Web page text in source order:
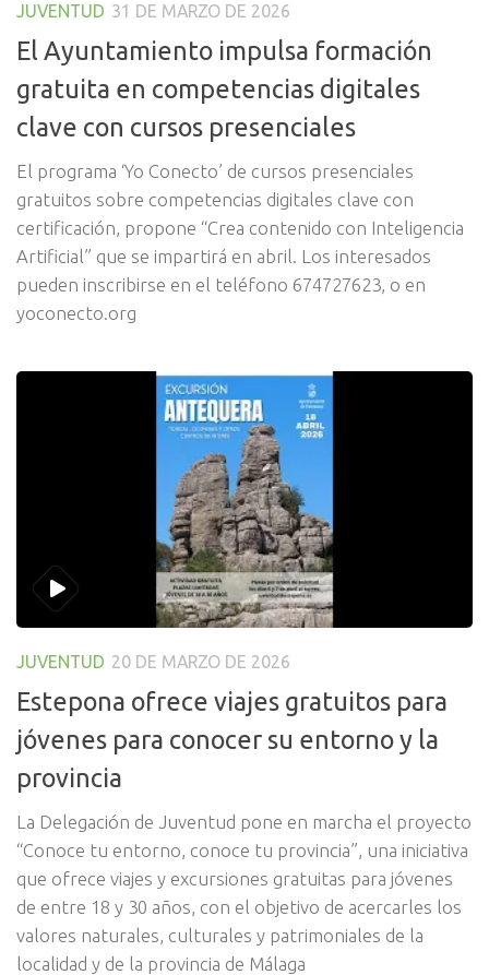
JUVENTUD 31 DE MARZO DE 2026
El Ayuntamiento impulsa formación
gratuita en competencias digitales
clave con cursos presenciales
El programa ‘Yo Conecto’ de cursos presenciales
gratuitos sobre competencias digitales clave con
certificación, propone “Crea contenido con Inteligencia
Artificial” que se impartirá en abril. Los interesados
pueden inscribirse en el teléfono 674727623, o en
yoconecto.org
JUVENTUD 20 DE MARZO DE 2026
Estepona ofrece viajes gratuitos para
jóvenes para conocer su entorno y la
provincia
La Delegación de Juventud pone en marcha el proyecto
“Conoce tu entorno, conoce tu provincia”, una iniciativa
que ofrece viajes y excursiones gratuitas para jóvenes
de entre 18 y 30 años, con el objetivo de acercarles los
valores naturales, culturales y patrimoniales de la
localidad y de la provincia de Málaga